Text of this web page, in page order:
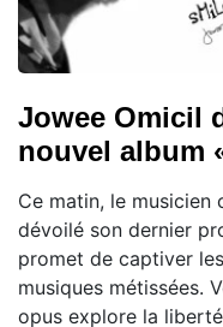
Jowee Omicil
nouvel album
Ce matin, le musicien
dévoilé son dernier
promet de captiver
musiques métissées.
opus explore la